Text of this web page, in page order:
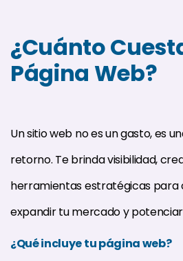
¿Cuánto
Página Web?
Un sitio web no es un gasto, es
retorno. Te brinda visibilidad,
herramientas estratégicas para
expandir tu mercado y
¿Qué incluye tu página web?